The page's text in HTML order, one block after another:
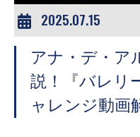
2025.07.15
アナ・デ・ア
説！『バレリ
ャレンジ動画